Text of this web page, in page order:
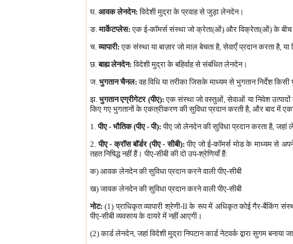
घ. आवक लेनदेन: विदेशी मुद्रा के प्रवाह से जुड़ा लेनदेन।
ङ.मार्केटप्लेस: एक ई-कॉमर्स संस्था जो क्रेता(ओं) और विक्रेता(ओं) के बीच
च.व्यापारी: एक संस्था या बाज़ार जो माल बेचता है, सेवाएँ प्रदान करता है,
छ.बाह्य लेनदेन: विदेशी मुद्रा के बहिर्वाह से संबंधित लेनदेन।
ज. भुगतान चैनल: वह विधि या तरीका जिसके माध्यम से भुगतान निर्देश
झ.भुगतान एग्रीगेटर (पीए): एक संस्था जो वस्तुओं, सेवाओं या निवेश उत्पादों
किए गए भुगतानों के एकत्रीकरण की सुविधा प्रदान करती है, और बाद में
1.पीए - भौतिक (पीए - पी): पीए जो लेनदेन की सुविधा प्रदान करता है,
2.पीए - क्रॉस बॉर्डर (पीए - सीबी): पीए जो ई-कॉमर्स मोड के माध्यम से
तहत निषिद्ध नहीं हैं। पीए-सीबी की दो उप-श्रेणियाँ हैं:
क) आवक लेनदेन की सुविधा प्रदान करने वाली पीए-सीबी
ख) जावक लेनदेन की सुविधा प्रदान करने वाली पीए-सीबी
नोट: (1) प्राधिकृत व्यापारी श्रेणी-II के रूप में अधिकृत कोई गैर-बैंकिंग
पीए-सीबी व्यवसाय के दायरे में नहीं आएगी।
(2) कार्ड लेनदेन, जहां विदेशी मुद्रा निपटान कार्ड नेटवर्क द्वारा सुगम बनाया